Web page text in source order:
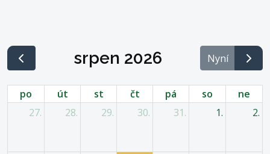
srpen 2026 Nyní
po út st čt pá so
ne
27.
28. 29. 30. 31. 1. 2.